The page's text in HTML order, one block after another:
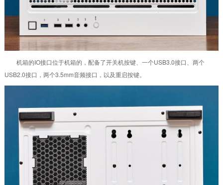
机箱的IO接口位于机箱的，配备了开关机按键、一个USB3.0接口、两个
USB2.0接口，两个3.5mm音频接口，以及重启按键。